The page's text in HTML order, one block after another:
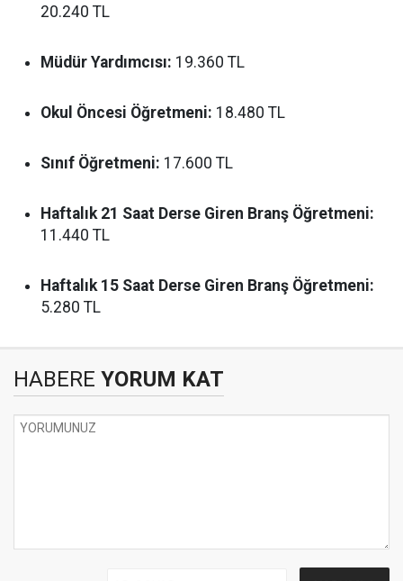
20.240 TL
Müdür Yardımcısı: 19.360 TL
Okul Öncesi Öğretmeni: 18.480 TL
Sınıf Öğretmeni: 17.600 TL
Haftalık 21 Saat Derse Giren Branş Öğretmeni:
11.440 TL
Haftalık 15 Saat Derse Giren Branş Öğretmeni:
5.280 TL
HABERE YORUM KAT